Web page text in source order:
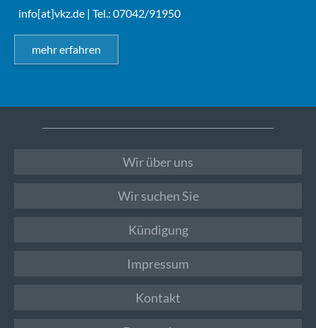
info[at]vkz.de | Tel.: 07042/91950
mehr erfahren
Wir über uns
Wir suchen Sie
Kündigung
Impressum
Kontakt